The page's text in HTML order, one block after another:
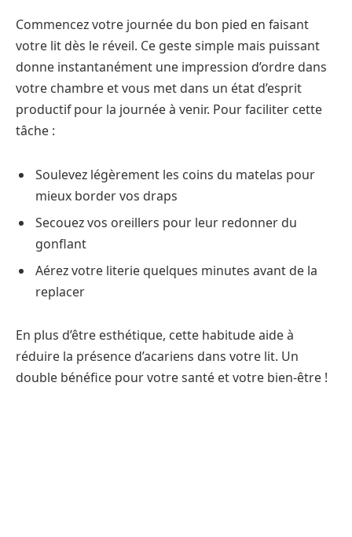
Commencez votre journée du bon pied en faisant
votre lit dès le réveil. Ce geste simple mais puissant
donne instantanément une impression d’ordre dans
votre chambre et vous met dans un état d’esprit
productif pour la journée à venir. Pour faciliter cette
tâche :
Soulevez légèrement les coins du matelas pour
mieux border vos draps
Secouez vos oreillers pour leur redonner du
gonflant
Aérez votre literie quelques minutes avant de la
replacer
En plus d’être esthétique, cette habitude aide à
réduire la présence d’acariens dans votre lit. Un
double bénéfice pour votre santé et votre bien-être !